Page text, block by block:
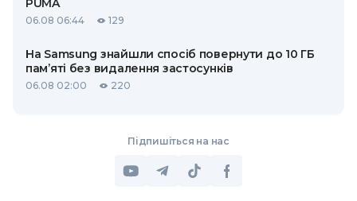
PUMA
06.08 06:44 129
На Samsung знайшли спосіб повернути до 10 ГБ
пам’яті без видалення застосунків
06.08 02:00 220
Підпишіться на нас